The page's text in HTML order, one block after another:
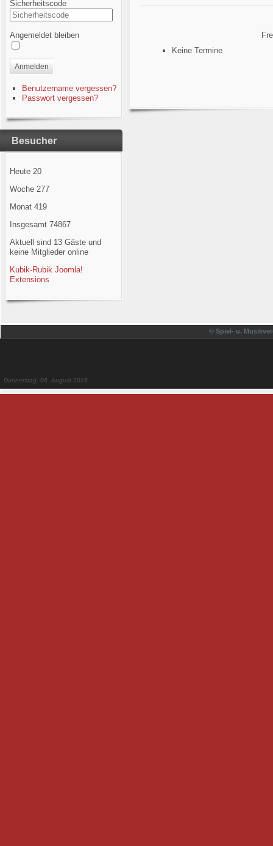
Sicherheitscode
Angemeldet bleiben
Anmelden
Benutzername vergessen?
Passwort vergessen?
Besucher
Heute 20
Woche 277
Monat 419
Insgesamt 74867
Aktuell sind 13 Gäste und
keine Mitglieder online
Kubik-Rubik Joomla!
Extensions
Keine Termine
© Spiel- u.
Donnerstag, 06. August 2026